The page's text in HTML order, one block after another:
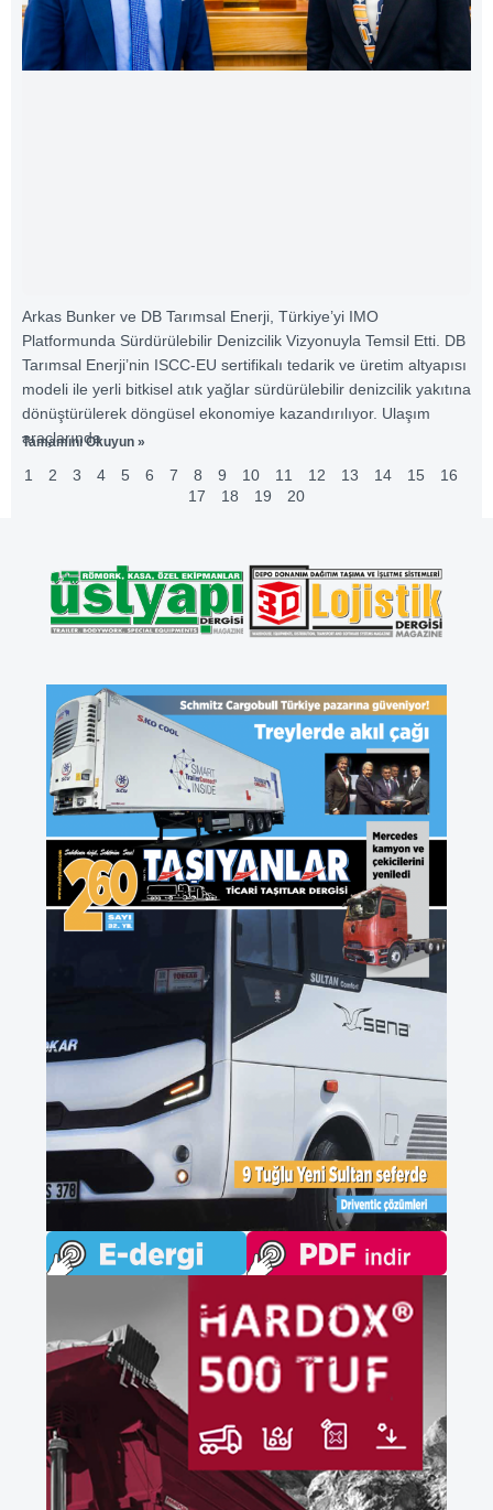
Arkas Bunker ve DB Tarımsal Enerji, Türkiye’yi IMO
Platformunda Sürdürülebilir Denizcilik Vizyonuyla Temsil Etti. DB
Tarımsal Enerji’nin ISCC-EU sertifikalı tedarik ve üretim altyapısı
modeli ile yerli bitkisel atık yağlar sürdürülebilir denizcilik yakıtına
dönüştürülerek döngüsel ekonomiye kazandırılıyor. Ulaşım
araçlarında
Tamamını Okuyun »
1 2 3 4 5 6 7 8 9 10 11 12 13 14 15
16
17
18 19 20